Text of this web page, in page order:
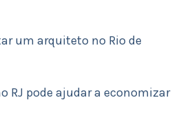
um arquiteto no Rio de
RJ pode ajudar a economizar